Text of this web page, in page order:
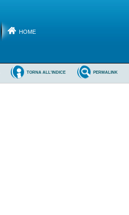
HOME
PERMALINK
TORNA ALL'INDICE